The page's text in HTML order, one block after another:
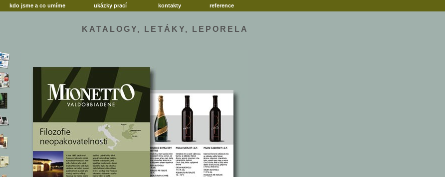
ukázky prací
kdo jsme a co umíme kontakty reference
KATALOGY, LETÁKY, LEPORELA